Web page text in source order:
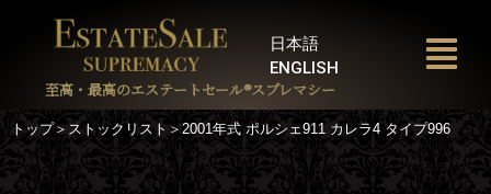
日本語
ENGLISH
至高・最高のエステートセール®︎スプレマシー
トップ＞ストックリスト＞2001年式 ポルシェ911 カレラ4 タイプ996